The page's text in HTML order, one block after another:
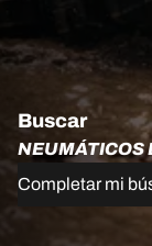
Buscar
NEUMÁTICOS
Completar mi